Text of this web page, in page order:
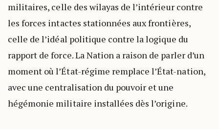
militaires, celle des wilayas de l’intérieur contre
les forces intactes stationnées aux frontières,
celle de l’idéal politique contre la logique du
rapport de force. La Nation a raison de parler d’un
moment où l’État-régime remplace l’État-nation,
avec une centralisation du pouvoir et une
hégémonie militaire installées dès l’origine.